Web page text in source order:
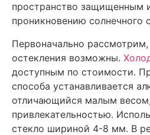
пространство защищенным
проникновению солнечного
Первоначально
остекления возможны.
доступным по стоимости.
способа устанавливается
отличающийся малым
привлекательностью.
стекло шириной 4-8 мм. В